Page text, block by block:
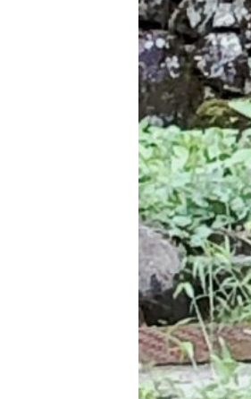
ッ
プ